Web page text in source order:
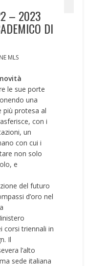
– 2023
DI
MLS
novità
le sue porte
una
più protesa al
con i
un
con cui i
non solo
e
del futuro
d’oro nel
corsi triennali in
Il
l’alto
sede italiana